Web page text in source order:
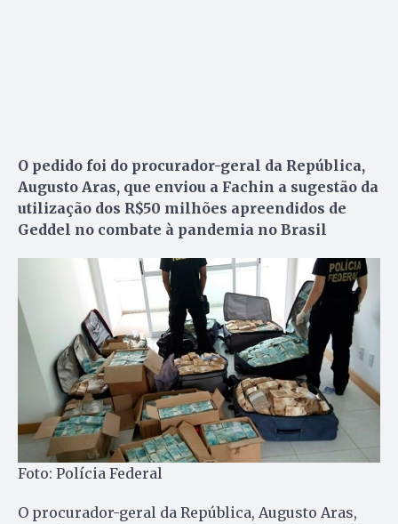
O pedido foi do procurador-geral da República,
Augusto Aras, que enviou a Fachin a sugestão da
utilização dos R$50 milhões apreendidos de
Geddel no combate à pandemia no Brasil
Foto: Polícia Federal
O procurador-geral da República, Augusto Aras,